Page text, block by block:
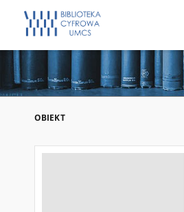
OBIEKT